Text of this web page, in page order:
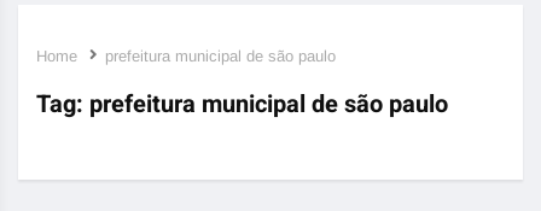
Home prefeitura municipal de são paulo
Tag: prefeitura municipal de são paulo